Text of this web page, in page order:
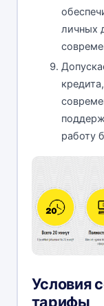
личных
работу
Условия
тарифы